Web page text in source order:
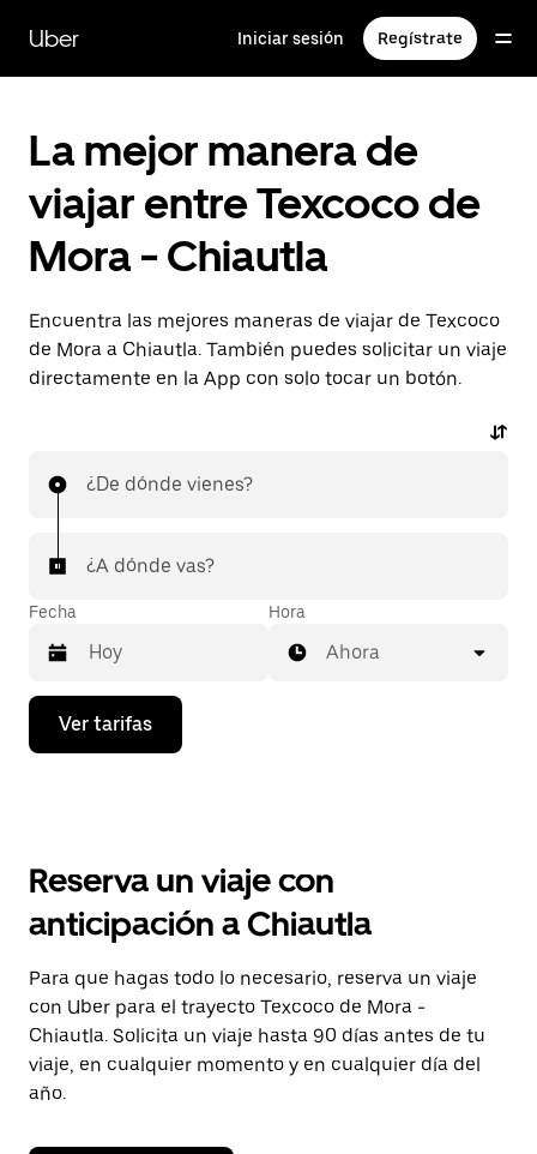
contenido
principal
Uber Iniciar sesión Regístrate
La mejor manera de
viajar entre Texcoco de
Mora - Chiautla
Encuentra las mejores maneras de viajar de Texcoco
de Mora a Chiautla. También puedes solicitar un viaje
directamente en la App con solo tocar un botón.
¿De dónde vienes?
¿A dónde vas?
Fecha
Presiona
flecha
el
y
selecciona
una
fecha.
Presiona
la
tecla Esc
para
cerrar
calendario.
Hora
Ahora
Ver tarifas
Reserva un viaje con
anticipación a Chiautla
Para que hagas todo lo necesario, reserva un viaje
con Uber para el trayecto Texcoco de Mora -
Chiautla. Solicita un viaje hasta 90 días antes de tu
viaje, en cualquier momento y en cualquier día del
año.